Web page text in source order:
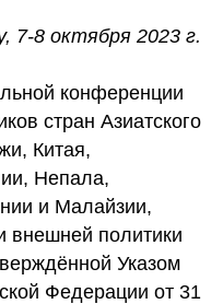
7-8 октября 2023 г.
конференции
стран Азиатского
Китая,
Непала,
и Малайзии,
внешней политики
Указом
Федерации от 31